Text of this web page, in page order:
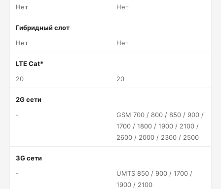
Нет
Нет
Гибридный слот
Нет
Нет
LTE Cat*
20
20
2G сети
-
GSM 700 / 800 / 850 / 900 /
1700 / 1800 / 1900 / 2100 /
2600 / 2000 / 2300 / 2500
3G сети
-
UMTS 850 / 900 / 1700 /
1900 / 2100